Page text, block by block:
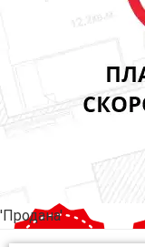
'Продана'